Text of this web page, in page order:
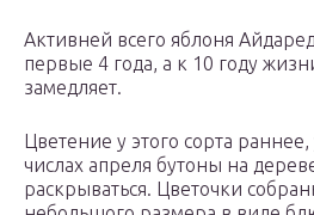
Активней всего яблоня
первые 4 года, а к 10 году
замедляет.
Цветение у этого сорта
числах апреля бутоны на
раскрываться. Цветочки